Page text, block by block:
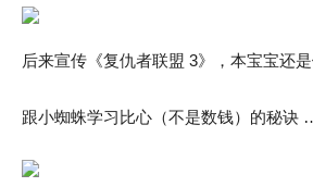
后来宣传《复仇者联盟 3》，本宝宝还是
跟小蜘蛛学习比心（不是数钱）的秘